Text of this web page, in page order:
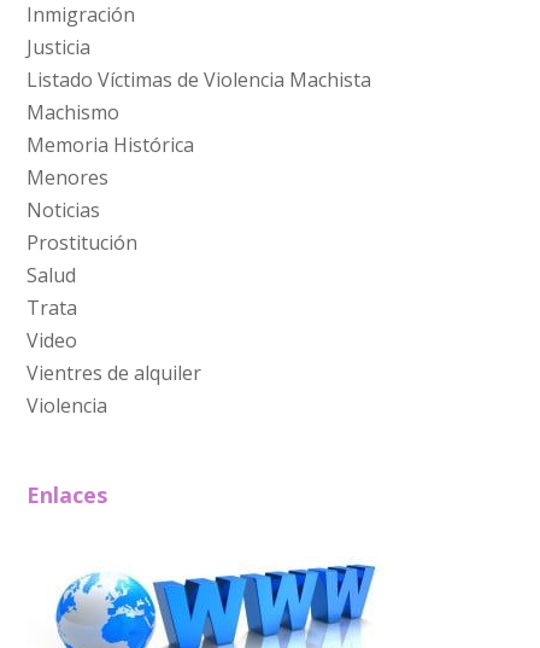
Inmigración
Justicia
Listado Víctimas de Violencia Machista
Machismo
Memoria Histórica
Menores
Noticias
Prostitución
Salud
Trata
Video
Vientres de alquiler
Violencia
Enlaces